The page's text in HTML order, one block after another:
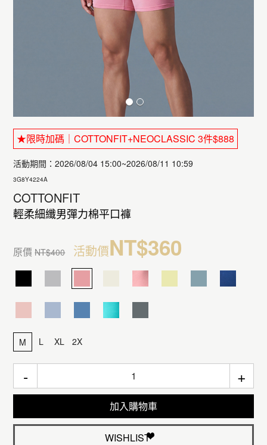
★限時加碼｜COTTONFIT+NEOCLASSIC 3件$888
活動期間：2026/08/04 15:00~2026/08/11 10:59
3G8Y4224A
COTTONFIT
輕柔細纖男彈力棉平口褲
原價NT$400 活動價NT$360
M L XL 2X
- +
加入購物車
WISHLIST